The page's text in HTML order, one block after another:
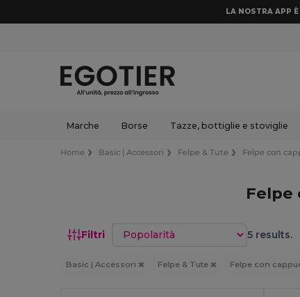
LA NOSTRA APP
Marche Borse Tazze, bottiglie e stoviglie
Home Basic | Accessori Felpe & Tute Felpe con
Felpe
Filtri Ordina per 5 results.
Basic | Accessori Felpe & Tute Felpe con